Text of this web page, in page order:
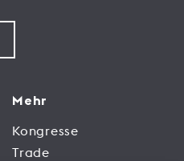
Mehr
Kongresse
Trade